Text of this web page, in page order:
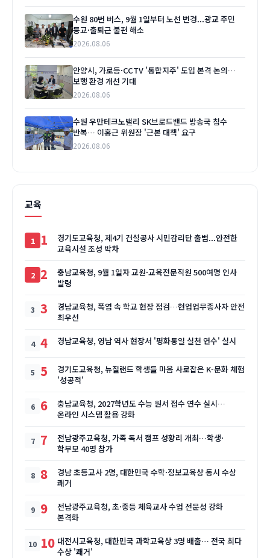
수원 80번 버스, 9월 1일부터 노선 변경...광교 주민
등교·출퇴근 불편 해소
2026.08.06
안양시, 가로등·CCTV '통합지주' 도입 본격 논의…
보행 환경 개선 기대
2026.08.06
수원 우만테크노밸리 SK브로드밴드 방송국 침수
반복… 이홍근 위원장 '근본 대책' 요구
2026.08.06
교육
1
경기도교육청, 제4기 건설공사 시민감리단 출범...안전한
교육시설 조성 박차
2
충남교육청, 9월 1일자 교원·교육전문직원 500여명 인사
발령
3
경남교육청, 폭염 속 학교 현장 점검…현업업무종사자 안전
최우선
4 경남교육청, 영남 역사 현장서 '평화통일 실천 연수' 실시
5
경기도교육청, 뉴질랜드 학생들 마음 사로잡은 K-문화 체험
'성공적'
6
충남교육청, 2027학년도 수능 원서 접수 연수 실시…
온라인 시스템 활용 강화
7
전남광주교육청, 가족 독서 캠프 성황리 개최…학생·
학부모 40명 참가
8
경남 초등교사 2명, 대한민국 수학·정보교육상 동시 수상
쾌거
9
전남광주교육청, 초·중등 체육교사 수업 전문성 강화
본격화
10 대전시교육청, 대한민국 과학교육상 3명 배출… 전국 최다
수상 '쾌거'